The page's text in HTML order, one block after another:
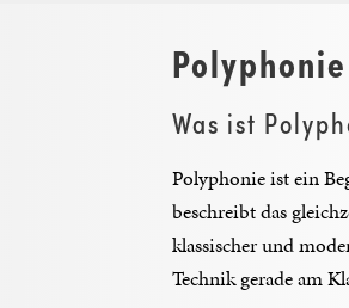
Polyphonie
Was ist
Polyphonie ist ein
beschreibt das
klassischer und
Technik gerade am